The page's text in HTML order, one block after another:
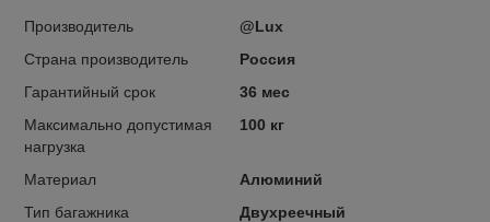
Производитель
@Lux
Страна производитель
Россия
Гарантийный срок
36 мес
Максимально допустимая
нагрузка
100 кг
Материал
Алюминий
Тип багажника
Двухреечный